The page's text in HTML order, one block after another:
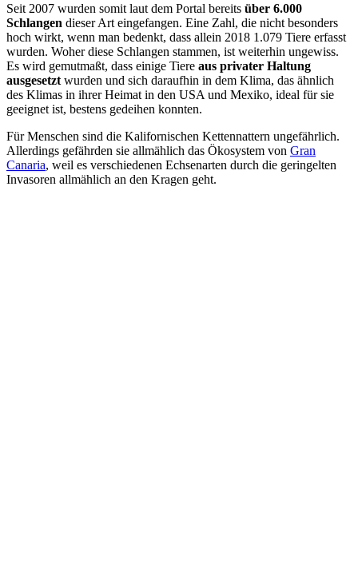
Seit 2007 wurden somit laut dem Portal bereits über 6.000
Schlangen dieser Art eingefangen. Eine Zahl, die nicht besonders
hoch wirkt, wenn man bedenkt, dass allein 2018 1.079 Tiere erfasst
wurden. Woher diese Schlangen stammen, ist weiterhin ungewiss.
Es wird gemutmaßt, dass einige Tiere aus privater Haltung
ausgesetzt wurden und sich daraufhin in dem Klima, das ähnlich
des Klimas in ihrer Heimat in den USA und Mexiko, ideal für sie
geeignet ist, bestens gedeihen konnten.
Für Menschen sind die Kalifornischen Kettennattern ungefährlich.
Allerdings gefährden sie allmählich das Ökosystem von Gran
Canaria, weil es verschiedenen Echsenarten durch die geringelten
Invasoren allmählich an den Kragen geht.